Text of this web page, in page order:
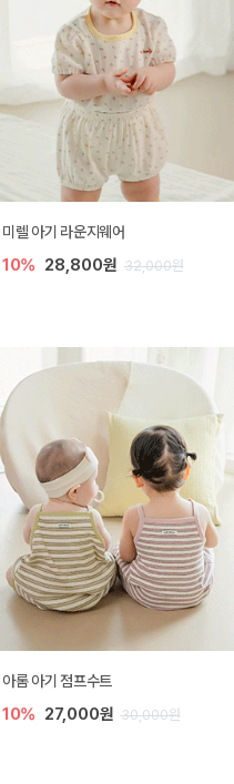
미렐 아기 라운지웨어
10% 28,800원 32,000원
아롬 아기 점프수트
10% 27,000원 30,000원